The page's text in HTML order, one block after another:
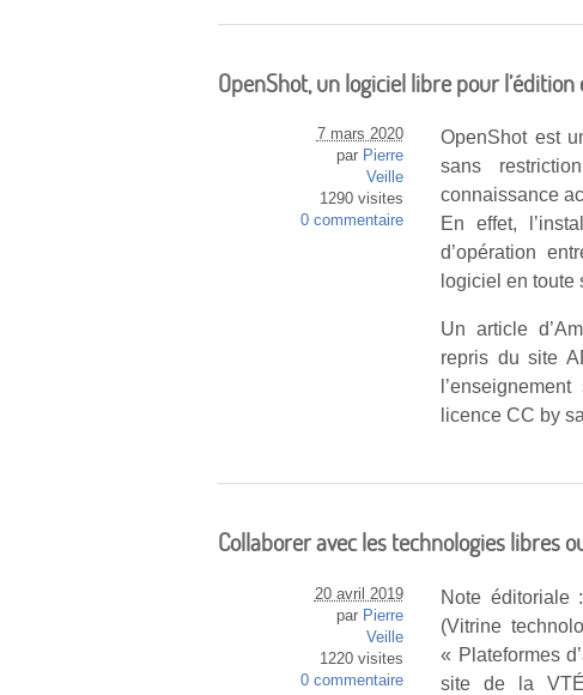
OpenShot, un logiciel libre pour l’édition
OpenShot est
sans
connaissance
En effet,
d’opération
logiciel en toute
Un article
repris du site
licence CC by
7 mars 2020
par Pierre
Veille
1290 visites
0 commentaire
Collaborer avec les technologies libres
Note éditoriale
(Vitrine
« Plateformes
site de la
20 avril 2019
par Pierre
Veille
1220 visites
0 commentaire